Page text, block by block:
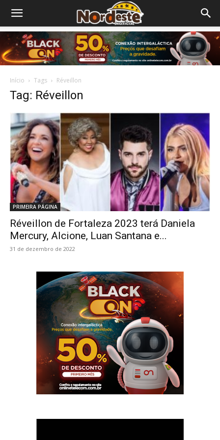
Início Tags Réveillon
Tag: Réveillon
PRIMEIRA PÁGINA
Réveillon de Fortaleza 2023 terá Daniela
Mercury, Alcione, Luan Santana e...
31 de dezembro de 2022